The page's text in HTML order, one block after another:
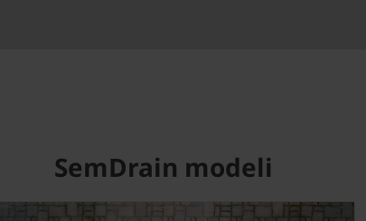
SemDrain modeli